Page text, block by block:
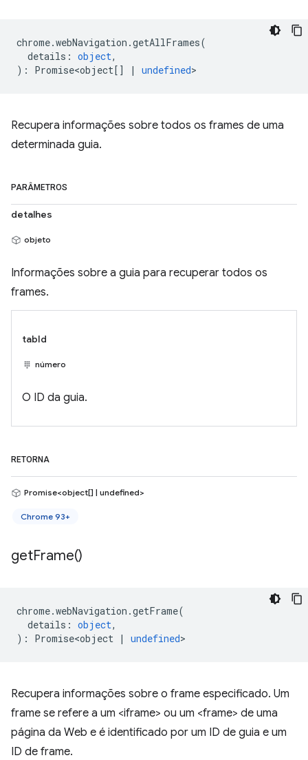
chrome.webNavigation .getAllFrames(
details : object,
) : Promise<object[] | undefined>
Recupera informações sobre todos os frames de uma
determinada guia.
PARÂMETROS
detalhes
objeto
Informações sobre a guia para recuperar todos os
frames.
tabId
número
O ID da guia.
RETORNA
Promise<object[] | undefined>
Chrome 93+
getFrame()
chrome.webNavigation .getFrame(
details : object,
) : Promise<object | undefined>
Recupera informações sobre o frame especificado. Um
frame se refere a um <iframe> ou um <frame> de uma
página da Web e é identificado por um ID de guia e um
ID de frame.